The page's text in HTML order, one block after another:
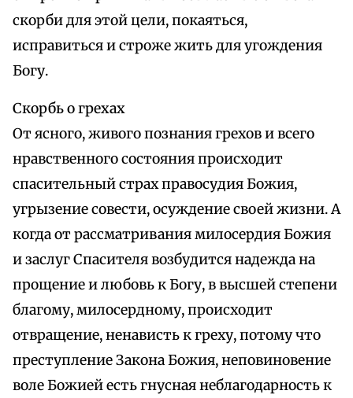
скорби для этой цели, покаяться,
исправиться и строже жить для угождения
Богу.
Скорбь о грехах
От ясного, живого познания грехов и всего
нравственного состояния происходит
спасительный страх правосудия Божия,
угрызение совести, осуждение своей жизни. А
когда от рассматривания милосердия Божия
и заслуг Спасителя возбудится надежда на
прощение и любовь к Богу, в высшей степени
благому, милосердному, происходит
отвращение, ненависть к греху, потому что
преступление Закона Божия, неповиновение
воле Божией есть гнусная неблагодарность к